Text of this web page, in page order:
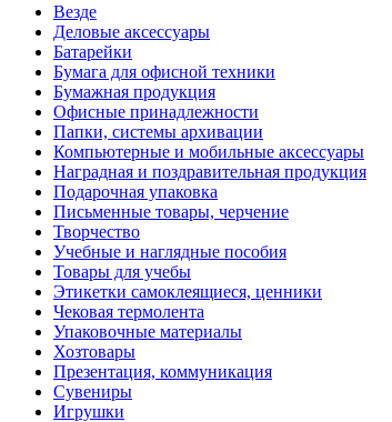
Везде
Деловые аксессуары
Батарейки
Бумага для офисной техники
Бумажная продукция
Офисные принадлежности
Папки, системы архивации
Компьютерные и мобильные аксессуары
Наградная и поздравительная продукция
Подарочная упаковка
Письменные товары, черчение
Творчество
Учебные и наглядные пособия
Товары для учебы
Этикетки самоклеящиеся, ценники
Чековая термолента
Упаковочные материалы
Хозтовары
Презентация, коммуникация
Сувениры
Игрушки